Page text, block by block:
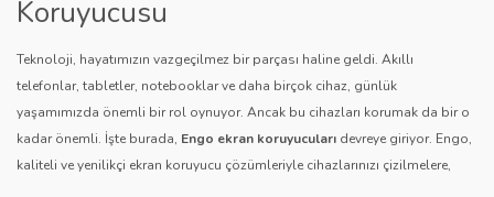
Koruyucusu
Teknoloji, hayatımızın vazgeçilmez bir parçası haline geldi. Akıllı
telefonlar, tabletler, notebooklar ve daha birçok cihaz, günlük
yaşamımızda önemli bir rol oynuyor. Ancak bu cihazları korumak da bir o
kadar önemli. İşte burada, Engo ekran koruyucuları devreye giriyor. Engo,
kaliteli ve yenilikçi ekran koruyucu çözümleriyle cihazlarınızı çizilmelere,